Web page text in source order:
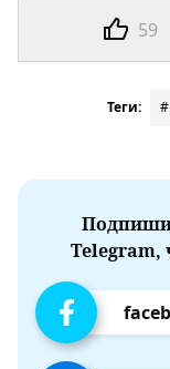
59
Теги:
Telegram,